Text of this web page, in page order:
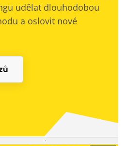
udělat dlouhodobou
a oslovit nové